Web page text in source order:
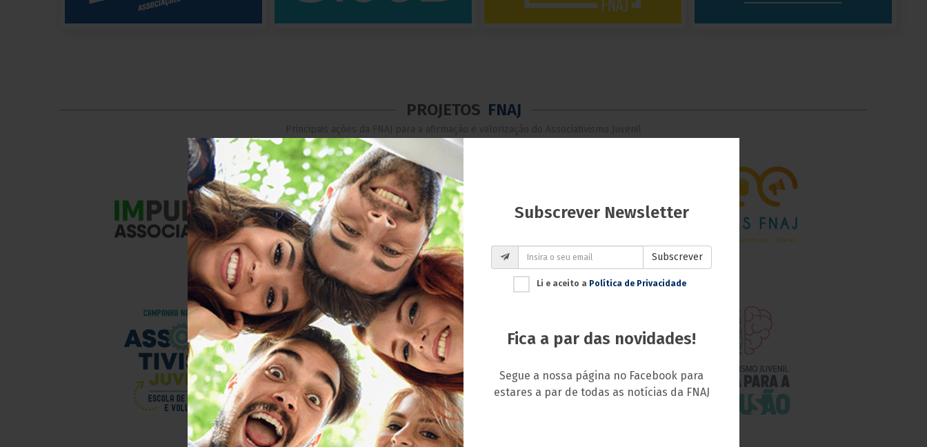
Subscrever Newsletter
Subscrever
Li e aceito a Política de Privacidade
Fica a par das novidades!
Segue a nossa página no Facebook para
estares a par de todas as notícias da FNAJ
PROJETOS FNAJ